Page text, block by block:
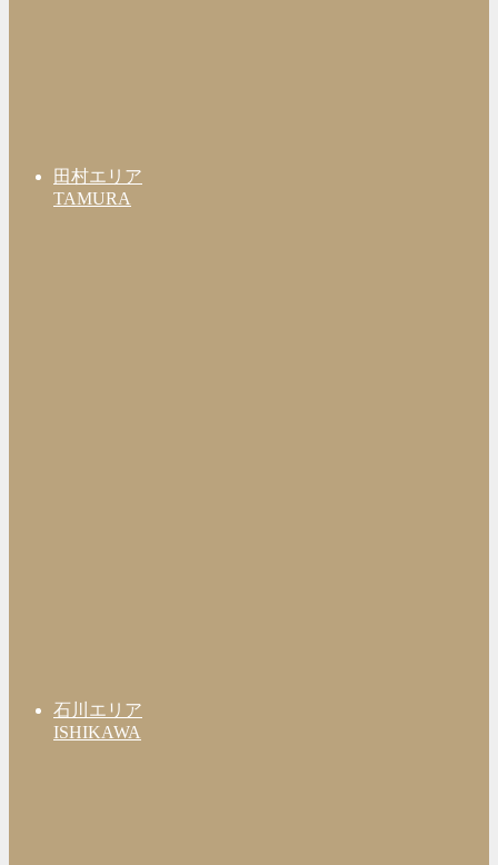
田村エリア
TAMURA
石川エリア
ISHIKAWA